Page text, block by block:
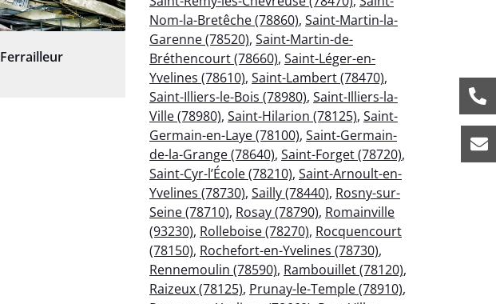
Ferrailleur
Nom-la-Bretêche (78860), Saint-Martin-la-
Garenne (78520), Saint-Martin-de-
Bréthencourt (78660), Saint-Léger-en-
Yvelines (78610), Saint-Lambert (78470),
Saint-Illiers-le-Bois (78980), Saint-Illiers-la-
Ville (78980), Saint-Hilarion (78125), Saint-
Germain-en-Laye (78100), Saint-Germain-
de-la-Grange (78640), Saint-Forget (78720),
Saint-Cyr-l’École (78210), Saint-Arnoult-en-
Yvelines (78730), Sailly (78440), Rosny-sur-
Seine (78710), Rosay (78790), Romainville
(93230), Rolleboise (78270), Rocquencourt
(78150), Rochefort-en-Yvelines (78730),
Rennemoulin (78590), Rambouillet (78120),
Raizeux (78125), Prunay-le-Temple (78910),